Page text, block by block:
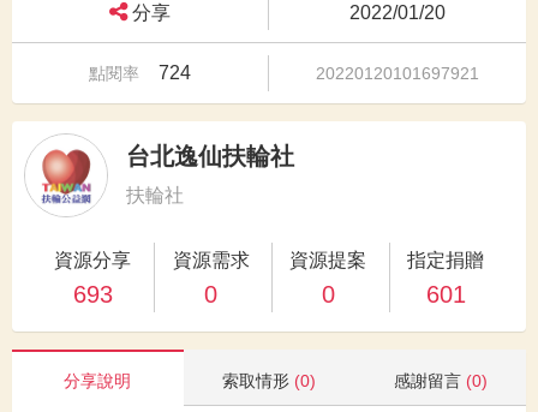
分享 2022/01/20
點閱率 724 20220120101697921
台北逸仙扶輪社
扶輪社
資源分享
693
資源需求
0
資源提案
0
指定捐贈
601
分享說明 索取情形 (0) 感謝留言 (0)